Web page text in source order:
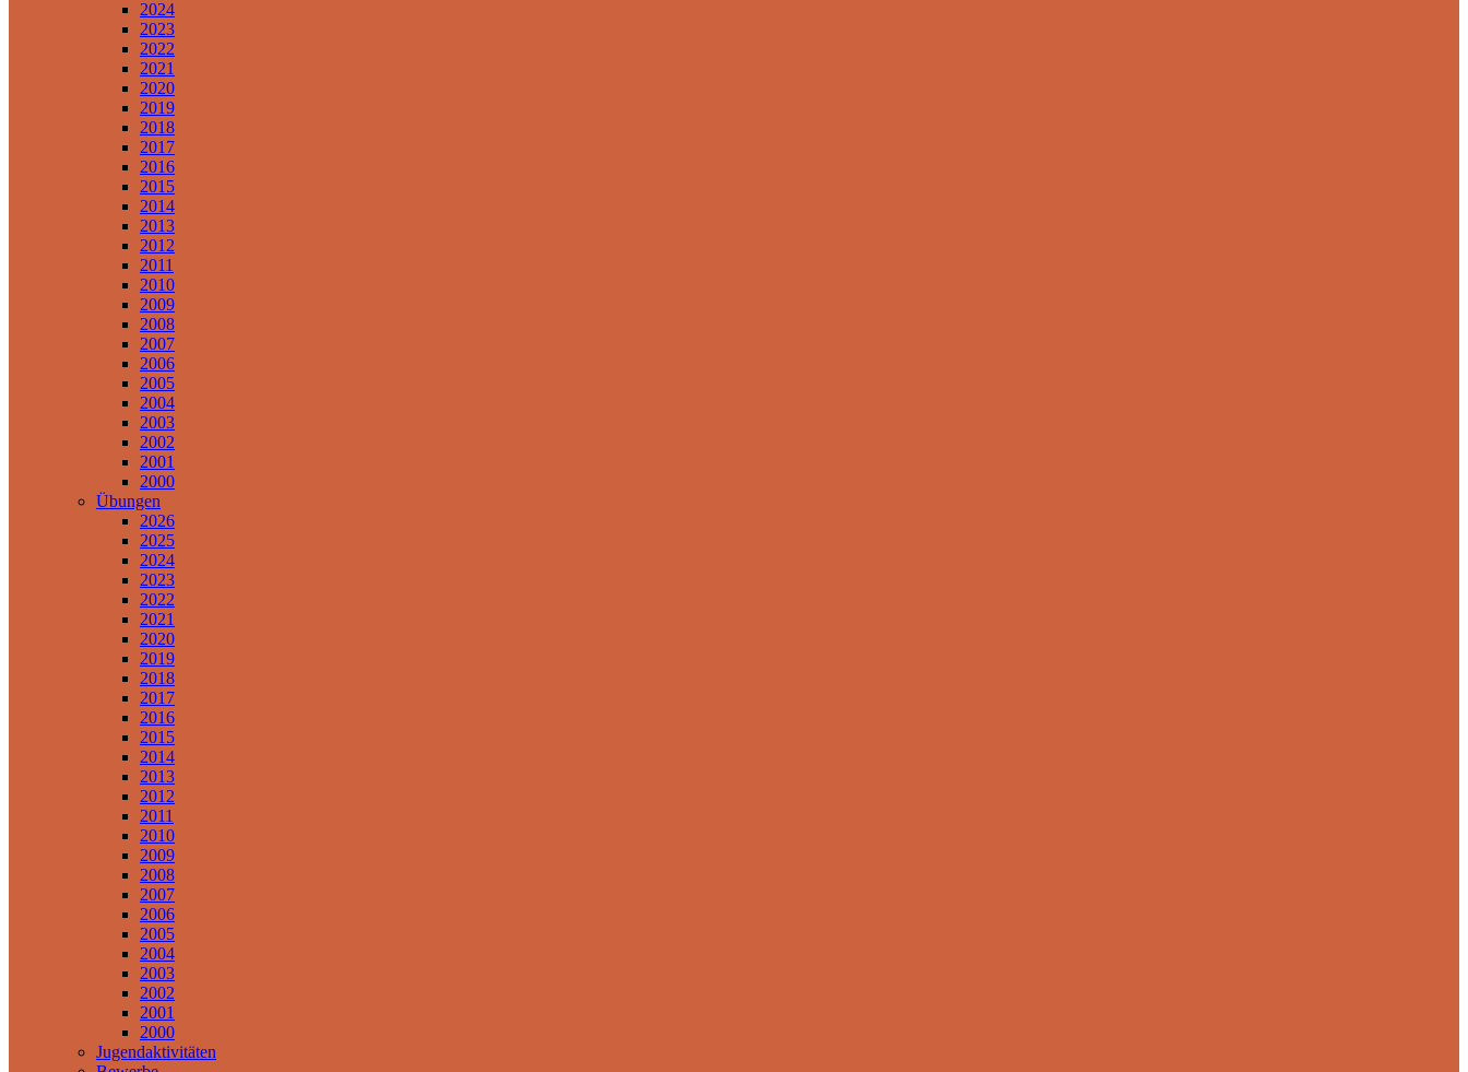
2024
2023
2022
2021
2020
2019
2018
2017
2016
2015
2014
2013
2012
2011
2010
2009
2008
2007
2006
2005
2004
2003
2002
2001
2000
Übungen
2026
2025
2024
2023
2022
2021
2020
2019
2018
2017
2016
2015
2014
2013
2012
2011
2010
2009
2008
2007
2006
2005
2004
2003
2002
2001
2000
Jugendaktivitäten